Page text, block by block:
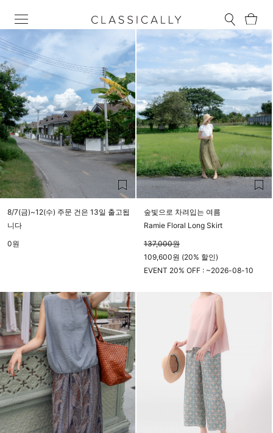
8/7(금)~12(수) 주문 건은 13일 출고됩
니다
0원
숲빛으로 차려입는 여름
Ramie Floral Long Skirt
137,000원
109,600원 (20% 할인)
EVENT 20% OFF : ~2026-08-10